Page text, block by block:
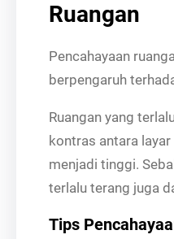
Ruangan
Pencahayaan
berpengaruh
Ruangan yang
kontras antara
menjadi tinggi.
terlalu terang juga
Tips